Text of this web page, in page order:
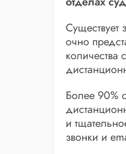
очно
количества
Более 90%
и
звонки и